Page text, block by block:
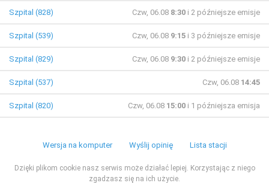
Szpital (828) Czw, 06.08 8:30 i 2 późniejsze emisje
Szpital (539) Czw, 06.08 9:15 i 3 późniejsze emisje
Szpital (829) Czw, 06.08 9:30 i 2 późniejsze emisje
Szpital (537) Czw, 06.08 14:45
Szpital (820) Czw, 06.08 15:00 i 1 późniejsza emisja
Wersja na komputer Wyślij opinię Lista stacji
Dzięki plikom cookie nasz serwis może działać lepiej. Korzystając z niego
zgadzasz się na ich użycie.